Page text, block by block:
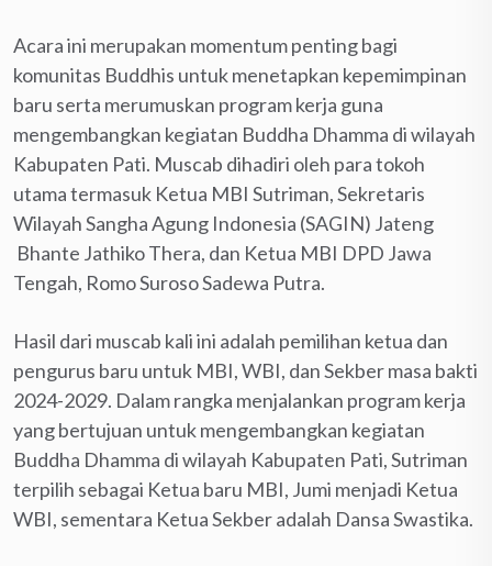
Acara ini merupakan momentum penting bagi
komunitas Buddhis untuk menetapkan kepemimpinan
baru serta merumuskan program kerja guna
mengembangkan kegiatan Buddha Dhamma di wilayah
Kabupaten Pati. Muscab dihadiri oleh para tokoh
utama termasuk Ketua MBI Sutriman, Sekretaris
Wilayah Sangha Agung Indonesia (SAGIN) Jateng
Bhante Jathiko Thera, dan Ketua MBI DPD Jawa
Tengah, Romo Suroso Sadewa Putra.
Hasil dari muscab kali ini adalah pemilihan ketua dan
pengurus baru untuk MBI, WBI, dan Sekber masa bakti
2024-2029. Dalam rangka menjalankan program kerja
yang bertujuan untuk mengembangkan kegiatan
Buddha Dhamma di wilayah Kabupaten Pati, Sutriman
terpilih sebagai Ketua baru MBI, Jumi menjadi Ketua
WBI, sementara Ketua Sekber adalah Dansa Swastika.